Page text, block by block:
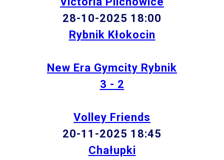
28-10-2025 18:00
Rybnik Kłokocin
New Era Gymcity Rybnik
3 - 2
Volley Friends
20-11-2025 18:45
Chałupki